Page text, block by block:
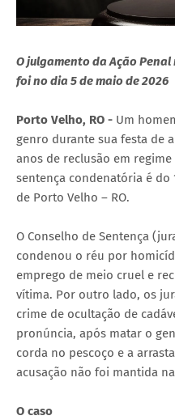
O julgamento da Ação Penal
foi no dia 5 de maio de 2026
Porto Velho, RO - Um
genro durante sua festa de
anos de reclusão em
sentença condenatória é do
de Porto Velho – RO.
O Conselho de Sentença
condenou o réu por
emprego de meio cruel e
vítima. Por outro lado, os
crime de ocultação de
pronúncia, após matar o
corda no pescoço e a
acusação não foi mantida
O caso